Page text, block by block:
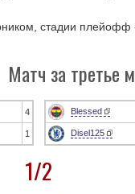
стадии плейофф
Матч за третье
4
1
Blessed
Disel125
1/2